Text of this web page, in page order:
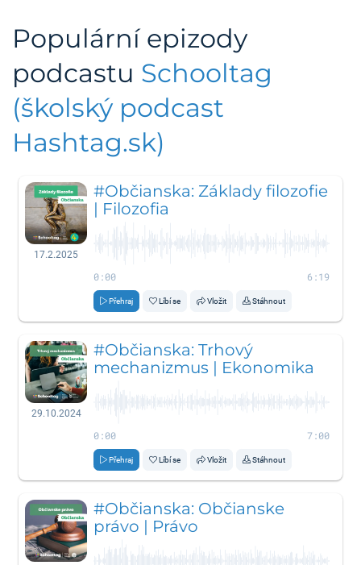
Populární epizody
podcastu Schooltag
(školský podcast
Hashtag.sk)
17.2.2025
#Občianska: Základy filozofie
| Filozofia
0:00 6:19
Přehraj Líbí se Vložit Stáhnout
29.10.2024
#Občianska: Trhový
mechanizmus | Ekonomika
0:00 7:00
Přehraj Líbí se Vložit Stáhnout
#Občianska: Občianske
právo | Právo